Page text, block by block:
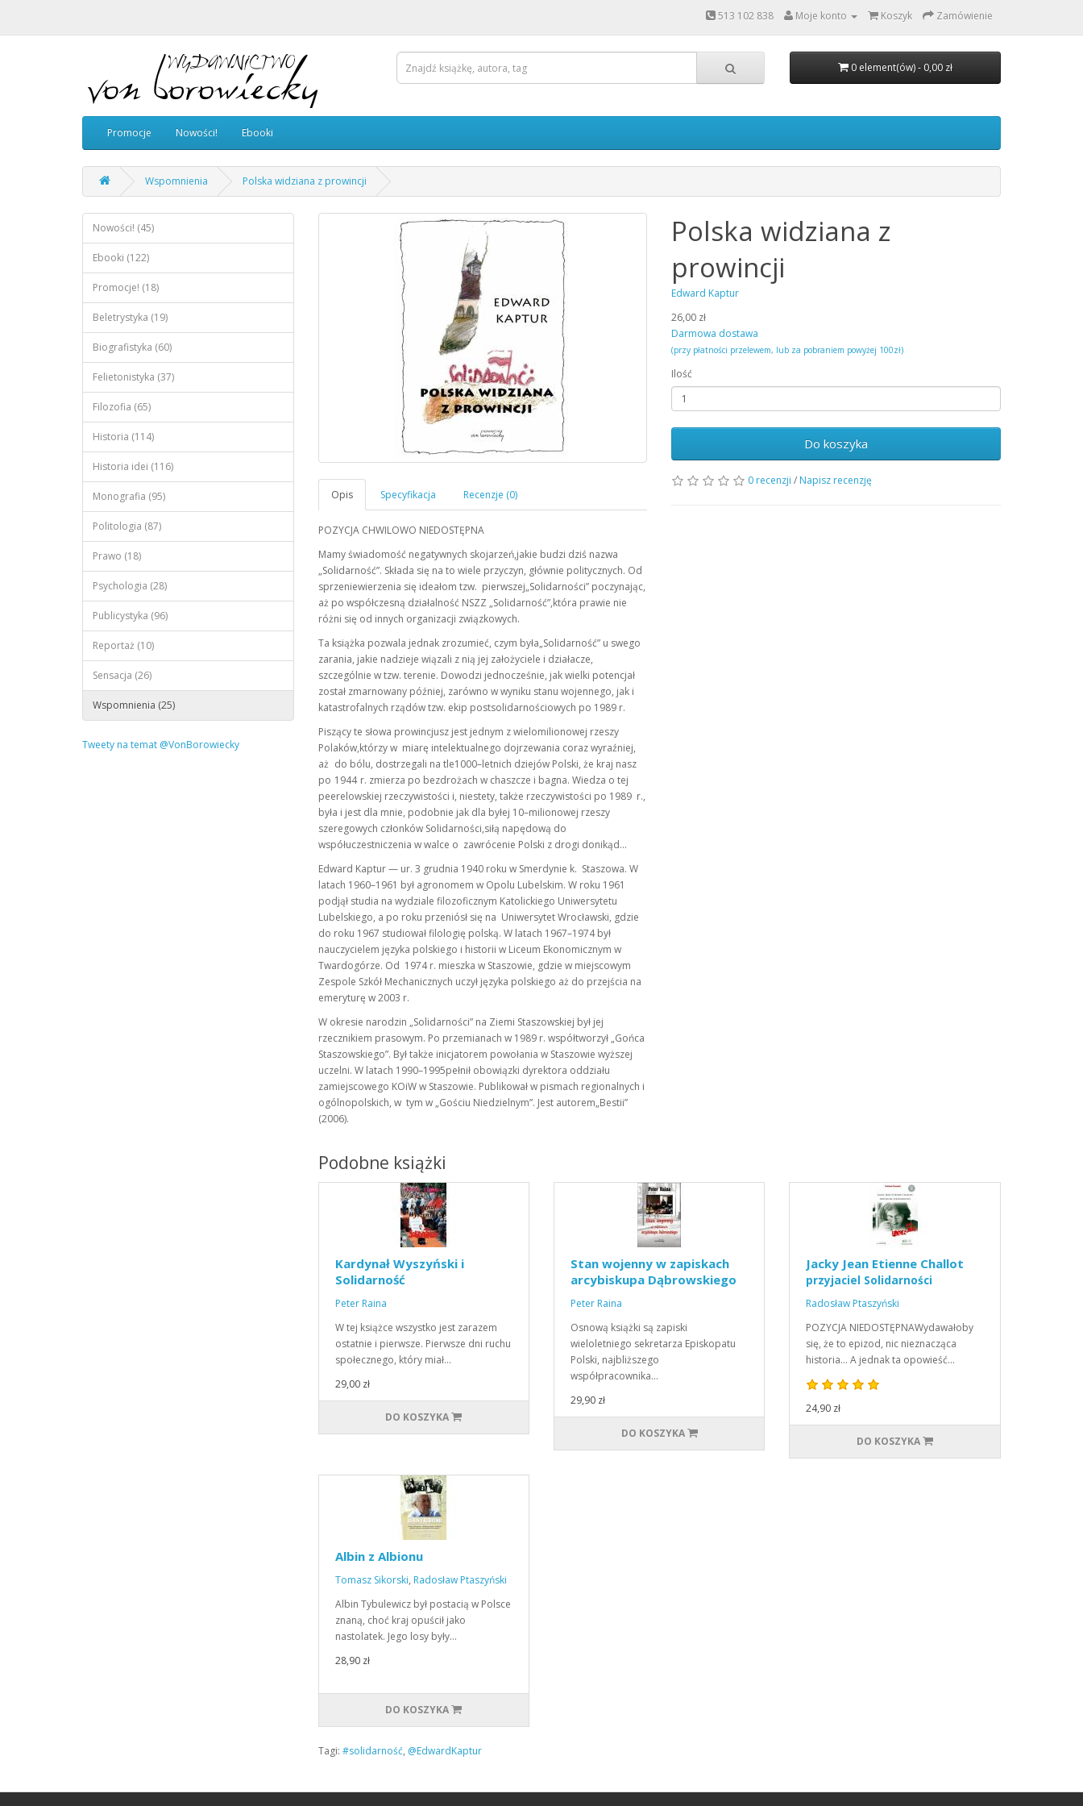
513 102 838 Moje konto Koszyk Zamówienie
0 element(ów) - 0,00 zł
Promocje Nowości! Ebooki
Wspomnienia Polska widziana z prowincji
Nowości! (45)
Ebooki (122)
Promocje! (18)
Beletrystyka (19)
Biografistyka (60)
Felietonistyka (37)
Filozofia (65)
Historia (114)
Historia idei (116)
Monografia (95)
Politologia (87)
Prawo (18)
Psychologia (28)
Publicystyka (96)
Reportaż (10)
Sensacja (26)
Wspomnienia (25)
Tweety na temat @VonBorowiecky
POZYCJA CHWILOWO NIEDOSTĘPNA
Mamy świadomość negatywnych skojarzeń,jakie budzi dziś nazwa
„Solidarność”. Składa się na to wiele przyczyn, głównie politycznych. Od
sprzeniewierzenia się ideałom tzw. pierwszej„Solidarności” poczynając,
aż po współczesną działalność NSZZ „Solidarność”,która prawie nie
różni się od innych organizacji związkowych.
Ta książka pozwala jednak zrozumieć, czym była„Solidarność” u swego
zarania, jakie nadzieje wiązali z nią jej założyciele i działacze,
szczególnie w tzw. terenie. Dowodzi jednocześnie, jak wielki potencjał
został zmarnowany później, zarówno w wyniku stanu wojennego, jak i
katastrofalnych rządów tzw. ekip postsolidarnościowych po 1989 r.
Piszący te słowa prowincjusz jest jednym z wielomilionowej rzeszy
Polaków,którzy w miarę intelektualnego dojrzewania coraz wyraźniej,
aż do bólu, dostrzegali na tle1000–letnich dziejów Polski, że kraj nasz
po 1944 r. zmierza po bezdrożach w chaszcze i bagna. Wiedza o tej
peerelowskiej rzeczywistości i, niestety, także rzeczywistości po 1989 r.,
była i jest dla mnie, podobnie jak dla byłej 10–milionowej rzeszy
szeregowych członków Solidarności,siłą napędową do
współuczestniczenia w walce o zawrócenie Polski z drogi donikąd...
Edward Kaptur — ur. 3 grudnia 1940 roku w Smerdynie k. Staszowa. W
latach 1960–1961 był agronomem w Opolu Lubelskim. W roku 1961
podjął studia na wydziale filozoficznym Katolickiego Uniwersytetu
Lubelskiego, a po roku przeniósł się na Uniwersytet Wrocławski, gdzie
do roku 1967 studiował filologię polską. W latach 1967–1974 był
nauczycielem języka polskiego i historii w Liceum Ekonomicznym w
Twardogórze. Od 1974 r. mieszka w Staszowie, gdzie w miejscowym
Zespole Szkół Mechanicznych uczył języka polskiego aż do przejścia na
emeryturę w 2003 r.
W okresie narodzin „Solidarności” na Ziemi Staszowskiej był jej
rzecznikiem prasowym. Po przemianach w 1989 r. współtworzył „Gońca
Staszowskiego”. Był także inicjatorem powołania w Staszowie wyższej
uczelni. W latach 1990–1995pełnił obowiązki dyrektora oddziału
zamiejscowego KOiW w Staszowie. Publikował w pismach regionalnych i
ogólnopolskich, w tym w „Gościu Niedzielnym”. Jest autorem„Bestii”
(2006).
Polska widziana z
prowincji
Edward Kaptur
26,00 zł
Darmowa dostawa
(przy płatności przelewem, lub za pobraniem powyżej 100zł)
Ilość
Do koszyka
0 recenzji / Napisz recenzję
Podobne książki
Kardynał Wyszyński i
Solidarność
Peter Raina
W tej książce wszystko jest zarazem
ostatnie i pierwsze. Pierwsze dni ruchu
społecznego, który miał…
29,00 zł
DO KOSZYKA
Stan wojenny w zapiskach
arcybiskupa Dąbrowskiego
Peter Raina
Osnową książki są zapiski
wieloletniego sekretarza Episkopatu
Polski, najbliższego
współpracownika…
29,90 zł
DO KOSZYKA
Jacky Jean Etienne Challot
przyjaciel Solidarności
Radosław Ptaszyński
POZYCJA NIEDOSTĘPNAWydawałoby
się, że to epizod, nic nieznacząca
historia… A jednak ta opowieść…
24,90 zł
DO KOSZYKA
Albin z Albionu
Tomasz Sikorski, Radosław Ptaszyński
Albin Tybulewicz był postacią w Polsce
znaną, choć kraj opuścił jako
nastolatek. Jego losy były…
28,90 zł
DO KOSZYKA
Tagi: #solidarność, @EdwardKaptur